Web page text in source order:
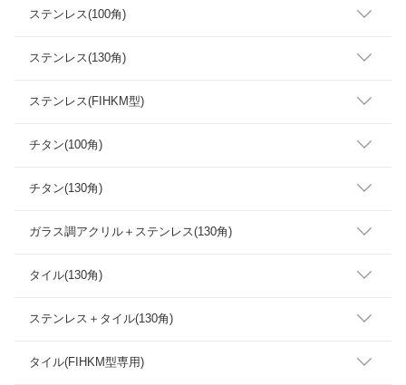
ステンレス(100角)
ステンレス(130角)
ステンレス(FIHKM型)
チタン(100角)
チタン(130角)
ガラス調アクリル＋ステンレス(130角)
タイル(130角)
ステンレス＋タイル(130角)
タイル(FIHKM型専用)